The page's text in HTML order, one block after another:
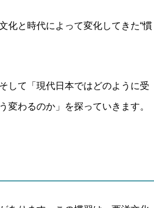
化と時代によって変化してきた“慣
して「現代日本ではどのように受
変わるのか」を探っていきます。